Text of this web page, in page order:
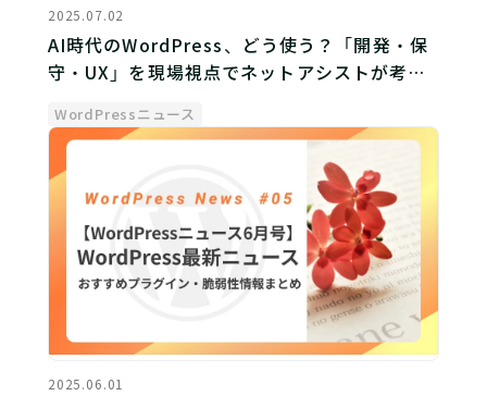
2025.07.02
AI時代のWordPress、どう使う？「開発・保
守・UX」を現場視点でネットアシストが考察
WordPressニュース
2025.06.01